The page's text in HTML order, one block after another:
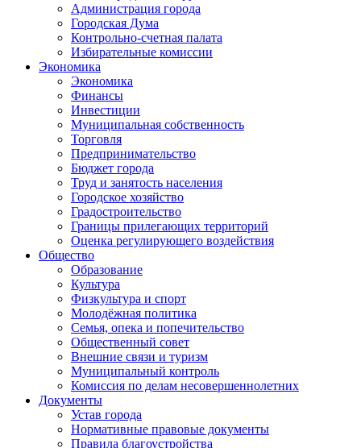
Администрация города
Городская Дума
Контрольно-счетная палата
Избирательные комиссии
Экономика
Экономика
Финансы
Инвестиции
Муниципальная собственность
Торговля
Предпринимательство
Бюджет города
Труд и занятость населения
Городское хозяйство
Градостроительство
Границы прилегающих территорий
Оценка регулирующего воздействия
Общество
Образование
Культура
Физкультура и спорт
Молодёжная политика
Семья, опека и попечительство
Общественный совет
Внешние связи и туризм
Муниципальный контроль
Комиссия по делам несовершеннолетних
Документы
Устав города
Нормативные правовые документы
Правила благоустройства